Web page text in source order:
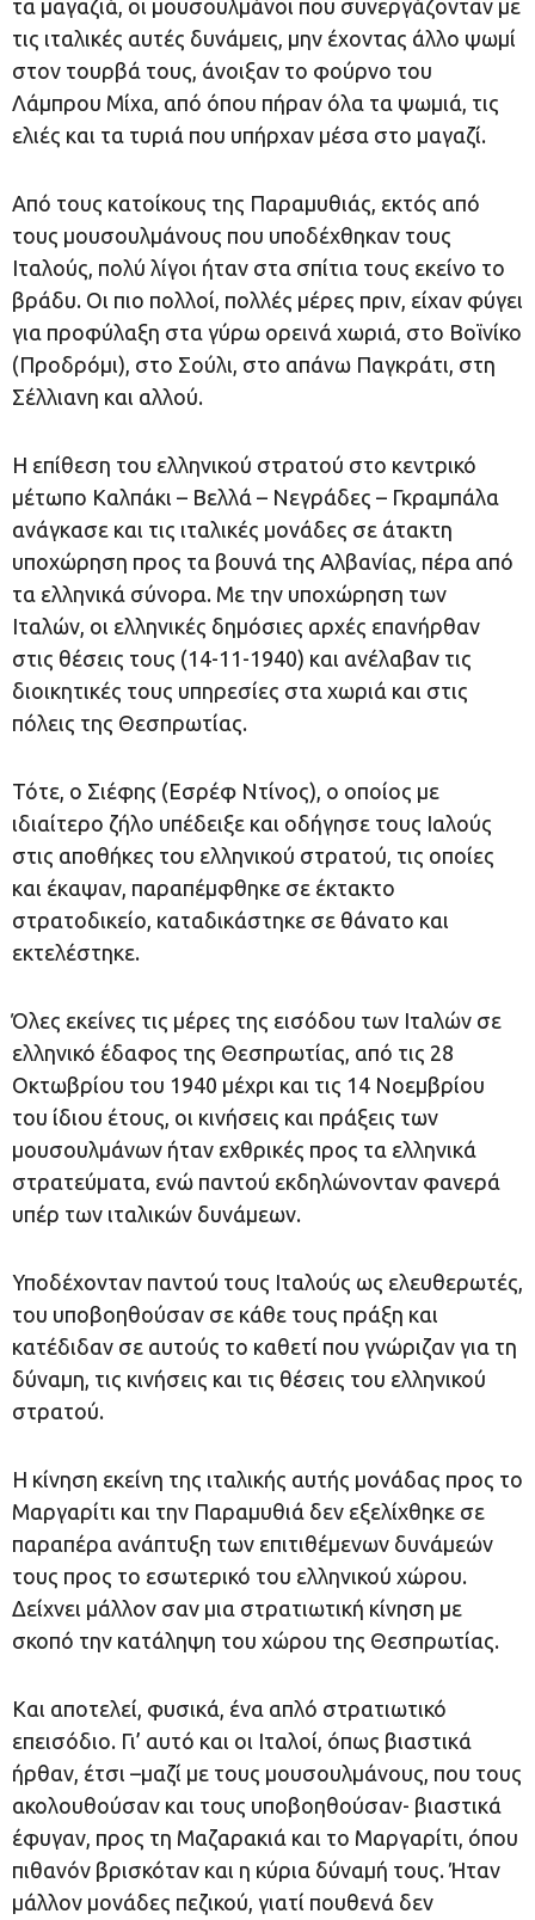
τα μαγαζιά, οι μουσουλμάνοι που συνεργάζονταν με
τις ιταλικές αυτές δυνάμεις, μην έχοντας άλλο ψωμί
στον τουρβά τους, άνοιξαν το φούρνο του
Λάμπρου Μίχα, από όπου πήραν όλα τα ψωμιά, τις
ελιές και τα τυριά που υπήρχαν μέσα στο μαγαζί.
Από τους κατοίκους της Παραμυθιάς, εκτός από
τους μουσουλμάνους που υποδέχθηκαν τους
Ιταλούς, πολύ λίγοι ήταν στα σπίτια τους εκείνο το
βράδυ. Οι πιο πολλοί, πολλές μέρες πριν, είχαν φύγει
για προφύλαξη στα γύρω ορεινά χωριά, στο Βοϊνίκο
(Προδρόμι), στο Σούλι, στο απάνω Παγκράτι, στη
Σέλλιανη και αλλού.
Η επίθεση του ελληνικού στρατού στο κεντρικό
μέτωπο Καλπάκι – Βελλά – Νεγράδες – Γκραμπάλα
ανάγκασε και τις ιταλικές μονάδες σε άτακτη
υποχώρηση προς τα βουνά της Αλβανίας, πέρα από
τα ελληνικά σύνορα. Με την υποχώρηση των
Ιταλών, οι ελληνικές δημόσιες αρχές επανήρθαν
στις θέσεις τους (14-11-1940) και ανέλαβαν τις
διοικητικές τους υπηρεσίες στα χωριά και στις
πόλεις της Θεσπρωτίας.
Τότε, ο Σιέφης (Εσρέφ Ντίνος), ο οποίος με
ιδιαίτερο ζήλο υπέδειξε και οδήγησε τους Ιαλούς
στις αποθήκες του ελληνικού στρατού, τις οποίες
και έκαψαν, παραπέμφθηκε σε έκτακτο
στρατοδικείο, καταδικάστηκε σε θάνατο και
εκτελέστηκε.
Όλες εκείνες τις μέρες της εισόδου των Ιταλών σε
ελληνικό έδαφος της Θεσπρωτίας, από τις 28
Οκτωβρίου του 1940 μέχρι και τις 14 Νοεμβρίου
του ίδιου έτους, οι κινήσεις και πράξεις των
μουσουλμάνων ήταν εχθρικές προς τα ελληνικά
στρατεύματα, ενώ παντού εκδηλώνονταν φανερά
υπέρ των ιταλικών δυνάμεων.
Υποδέχονταν παντού τους Ιταλούς ως ελευθερωτές,
του υποβοηθούσαν σε κάθε τους πράξη και
κατέδιδαν σε αυτούς το καθετί που γνώριζαν για τη
δύναμη, τις κινήσεις και τις θέσεις του ελληνικού
στρατού.
Η κίνηση εκείνη της ιταλικής αυτής μονάδας προς το
Μαργαρίτι και την Παραμυθιά δεν εξελίχθηκε σε
παραπέρα ανάπτυξη των επιτιθέμενων δυνάμεών
τους προς το εσωτερικό του ελληνικού χώρου.
Δείχνει μάλλον σαν μια στρατιωτική κίνηση με
σκοπό την κατάληψη του χώρου της Θεσπρωτίας.
Και αποτελεί, φυσικά, ένα απλό στρατιωτικό
επεισόδιο. Γι’ αυτό και οι Ιταλοί, όπως βιαστικά
ήρθαν, έτσι –μαζί με τους μουσουλμάνους, που τους
ακολουθούσαν και τους υποβοηθούσαν- βιαστικά
έφυγαν, προς τη Μαζαρακιά και το Μαργαρίτι, όπου
πιθανόν βρισκόταν και η κύρια δύναμή τους. Ήταν
μάλλον μονάδες πεζικού, γιατί πουθενά δεν